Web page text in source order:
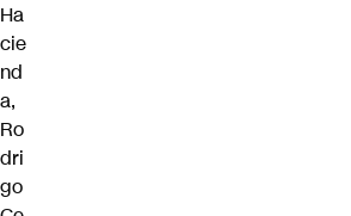
Ha
cie
nd
a,
Ro
dri
go